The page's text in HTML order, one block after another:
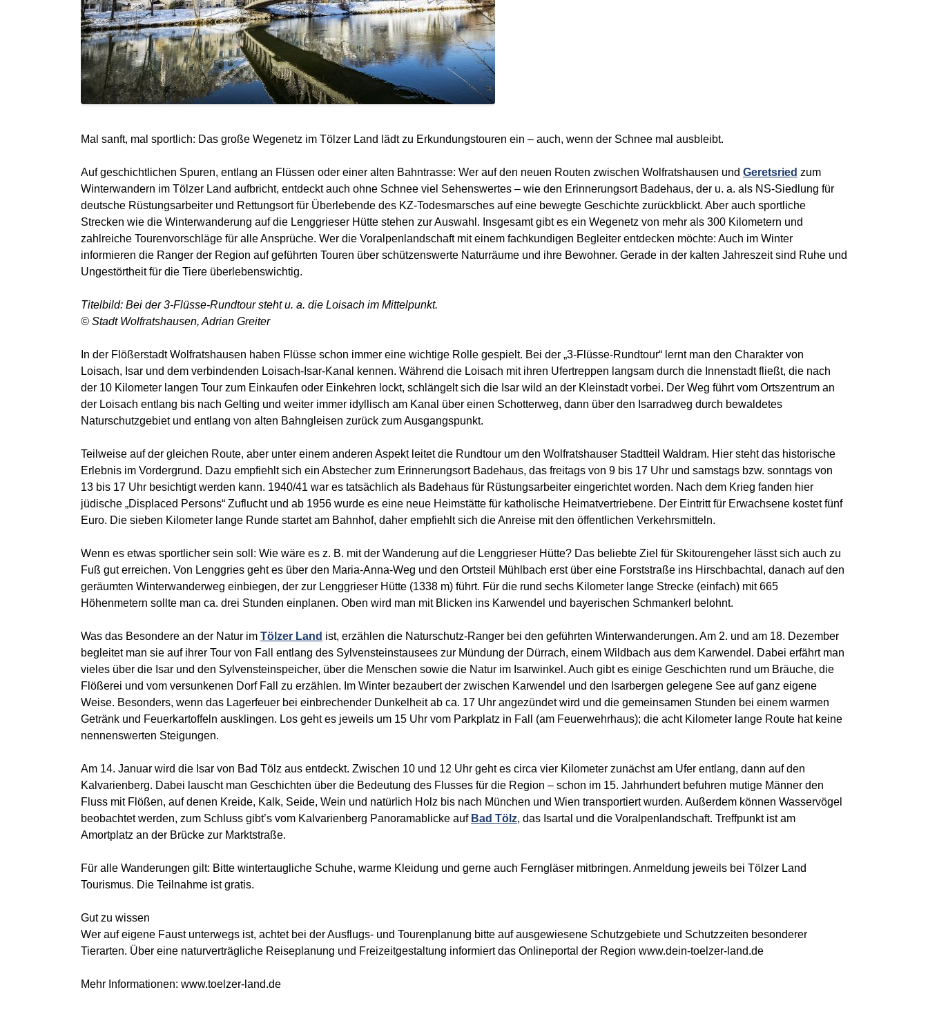
Mal sanft, mal sportlich: Das große Wegenetz im Tölzer Land lädt zu Erkundungstouren ein – auch, wenn der Schnee mal ausbleibt.
Auf geschichtlichen Spuren, entlang an Flüssen oder einer alten Bahntrasse: Wer auf den neuen Routen zwischen Wolfratshausen und Geretsried zum
Winterwandern im Tölzer Land aufbricht, entdeckt auch ohne Schnee viel Sehenswertes – wie den Erinnerungsort Badehaus, der u. a. als NS-Siedlung für
deutsche Rüstungsarbeiter und Rettungsort für Überlebende des KZ-Todesmarsches auf eine bewegte Geschichte zurückblickt. Aber auch sportliche
Strecken wie die Winterwanderung auf die Lenggrieser Hütte stehen zur Auswahl. Insgesamt gibt es ein Wegenetz von mehr als 300 Kilometern und
zahlreiche Tourenvorschläge für alle Ansprüche. Wer die Voralpenlandschaft mit einem fachkundigen Begleiter entdecken möchte: Auch im Winter
informieren die Ranger der Region auf geführten Touren über schützenswerte Naturräume und ihre Bewohner. Gerade in der kalten Jahreszeit sind Ruhe und
Ungestörtheit für die Tiere überlebenswichtig.
Titelbild: Bei der 3-Flüsse-Rundtour steht u. a. die Loisach im Mittelpunkt.
© Stadt Wolfratshausen, Adrian Greiter
In der Flößerstadt Wolfratshausen haben Flüsse schon immer eine wichtige Rolle gespielt. Bei der „3-Flüsse-Rundtour“ lernt man den Charakter von
Loisach, Isar und dem verbindenden Loisach-Isar-Kanal kennen. Während die Loisach mit ihren Ufertreppen langsam durch die Innenstadt fließt, die nach
der 10 Kilometer langen Tour zum Einkaufen oder Einkehren lockt, schlängelt sich die Isar wild an der Kleinstadt vorbei. Der Weg führt vom Ortszentrum an
der Loisach entlang bis nach Gelting und weiter immer idyllisch am Kanal über einen Schotterweg, dann über den Isarradweg durch bewaldetes
Naturschutzgebiet und entlang von alten Bahngleisen zurück zum Ausgangspunkt.
Teilweise auf der gleichen Route, aber unter einem anderen Aspekt leitet die Rundtour um den Wolfratshauser Stadtteil Waldram. Hier steht das historische
Erlebnis im Vordergrund. Dazu empfiehlt sich ein Abstecher zum Erinnerungsort Badehaus, das freitags von 9 bis 17 Uhr und samstags bzw. sonntags von
13 bis 17 Uhr besichtigt werden kann. 1940/41 war es tatsächlich als Badehaus für Rüstungsarbeiter eingerichtet worden. Nach dem Krieg fanden hier
jüdische „Displaced Persons“ Zuflucht und ab 1956 wurde es eine neue Heimstätte für katholische Heimatvertriebene. Der Eintritt für Erwachsene kostet fünf
Euro. Die sieben Kilometer lange Runde startet am Bahnhof, daher empfiehlt sich die Anreise mit den öffentlichen Verkehrsmitteln.
Wenn es etwas sportlicher sein soll: Wie wäre es z. B. mit der Wanderung auf die Lenggrieser Hütte? Das beliebte Ziel für Skitourengeher lässt sich auch zu
Fuß gut erreichen. Von Lenggries geht es über den Maria-Anna-Weg und den Ortsteil Mühlbach erst über eine Forststraße ins Hirschbachtal, danach auf den
geräumten Winterwanderweg einbiegen, der zur Lenggrieser Hütte (1338 m) führt. Für die rund sechs Kilometer lange Strecke (einfach) mit 665
Höhenmetern sollte man ca. drei Stunden einplanen. Oben wird man mit Blicken ins Karwendel und bayerischen Schmankerl belohnt.
Was das Besondere an der Natur im Tölzer Land ist, erzählen die Naturschutz-Ranger bei den geführten Winterwanderungen. Am 2. und am 18. Dezember
begleitet man sie auf ihrer Tour von Fall entlang des Sylvensteinstausees zur Mündung der Dürrach, einem Wildbach aus dem Karwendel. Dabei erfährt man
vieles über die Isar und den Sylvensteinspeicher, über die Menschen sowie die Natur im Isarwinkel. Auch gibt es einige Geschichten rund um Bräuche, die
Flößerei und vom versunkenen Dorf Fall zu erzählen. Im Winter bezaubert der zwischen Karwendel und den Isarbergen gelegene See auf ganz eigene
Weise. Besonders, wenn das Lagerfeuer bei einbrechender Dunkelheit ab ca. 17 Uhr angezündet wird und die gemeinsamen Stunden bei einem warmen
Getränk und Feuerkartoffeln ausklingen. Los geht es jeweils um 15 Uhr vom Parkplatz in Fall (am Feuerwehrhaus); die acht Kilometer lange Route hat keine
nennenswerten Steigungen.
Am 14. Januar wird die Isar von Bad Tölz aus entdeckt. Zwischen 10 und 12 Uhr geht es circa vier Kilometer zunächst am Ufer entlang, dann auf den
Kalvarienberg. Dabei lauscht man Geschichten über die Bedeutung des Flusses für die Region – schon im 15. Jahrhundert befuhren mutige Männer den
Fluss mit Flößen, auf denen Kreide, Kalk, Seide, Wein und natürlich Holz bis nach München und Wien transportiert wurden. Außerdem können Wasservögel
beobachtet werden, zum Schluss gibt’s vom Kalvarienberg Panoramablicke auf Bad Tölz, das Isartal und die Voralpenlandschaft. Treffpunkt ist am
Amortplatz an der Brücke zur Marktstraße.
Für alle Wanderungen gilt: Bitte wintertaugliche Schuhe, warme Kleidung und gerne auch Ferngläser mitbringen. Anmeldung jeweils bei Tölzer Land
Tourismus. Die Teilnahme ist gratis.
Gut zu wissen
Wer auf eigene Faust unterwegs ist, achtet bei der Ausflugs- und Tourenplanung bitte auf ausgewiesene Schutzgebiete und Schutzzeiten besonderer
Tierarten. Über eine naturverträgliche Reiseplanung und Freizeitgestaltung informiert das Onlineportal der Region www.dein-toelzer-land.de
Mehr Informationen: www.toelzer-land.de